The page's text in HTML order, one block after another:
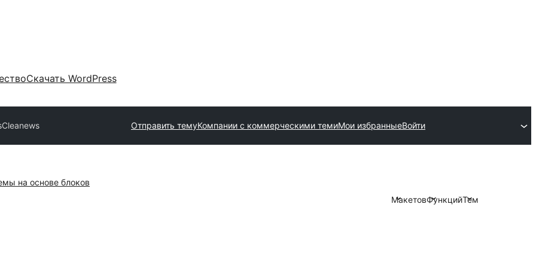
Скачать WordPress
Cleanews Отправить темуКомпании с коммерческими темиМои избранныеВойти
на основе блоков
МакетовФункцийТем